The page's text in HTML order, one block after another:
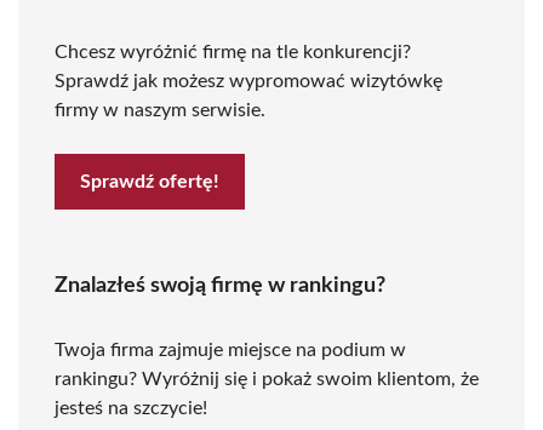
Chcesz wyróżnić firmę na tle konkurencji?
Sprawdź jak możesz wypromować wizytówkę
firmy w naszym serwisie.
Sprawdź ofertę!
Znalazłeś swoją firmę w rankingu?
Twoja firma zajmuje miejsce na podium w
rankingu? Wyróżnij się i pokaż swoim klientom, że
jesteś na szczycie!